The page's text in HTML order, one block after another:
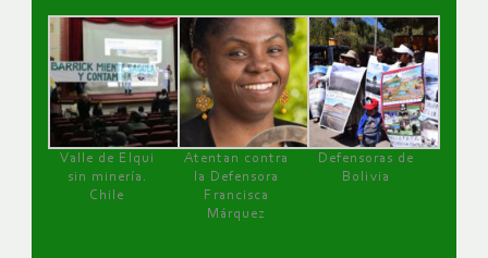
Valle de Elqui
sin minería.
Chile
Atentan contra
la Defensora
Francisca
Márquez
Defensoras de
Bolivia